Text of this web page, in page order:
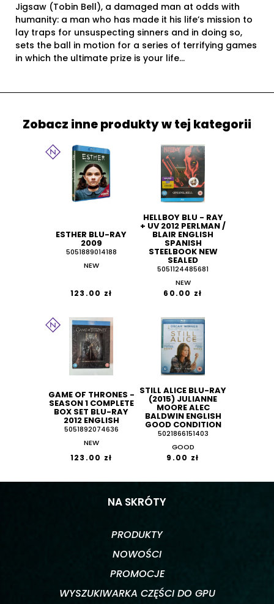
Jigsaw (Tobin Bell), a damaged man at odds with
humanity: a man who has made it his life’s mission to
lay traps for unsuspecting sinners and in doing so,
sets the ball in motion for a series of terrifying games
in which the ultimate prize is your life…
Zobacz inne produkty w tej kategorii
ESTHER BLU-RAY
2009
5051889014188
NEW
123.00 zł
HELLBOY BLU - RAY
+ UV 2012 PERLMAN /
BLAIR ENGLISH
SPANISH
STEELBOOK NEW
SEALED
5051124485681
NEW
60.00 zł
GAME OF THRONES -
SEASON 1 COMPLETE
BOX SET BLU-RAY
2012 ENGLISH
5051892074636
NEW
123.00 zł
STILL ALICE BLU-RAY
(2015) JULIANNE
MOORE ALEC
BALDWIN ENGLISH
GOOD CONDITION
5021866151403
GOOD
9.00 zł
NA SKRÓTY
PRODUKTY
NOWOŚCI
PROMOCJE
WYSZUKIWARKA CZĘŚCI DO GPU